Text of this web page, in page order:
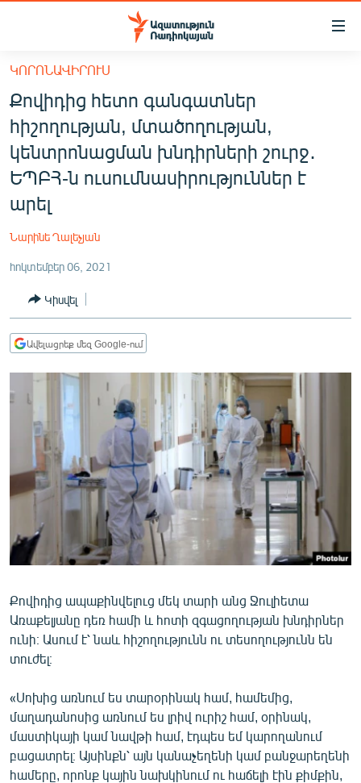
Մատչելիության
հիմնական
բովանդակությանը
Անցնել
հիմնական
մենյուին
Որոնում
ՀԱՅԱՍՏԱՆ
ՔԱՂԱՔԱԿԱՆ
ԸՆՏՐՈՒԹՅՈՒՆՆԵՐ 2026
ԻՐԱՎՈՒՆՔ
ՀԱՍԱՐԱԿՈՒԹՅՈՒՆ
ՊԱՏԵՐԱԶՄԻ 6 ՇԱԲԱԹՆԵՐԸ
ՏԱՐԱԾԱՇՐՋԱՆ
ՄԻՋԱԶԳԱՅԻՆ
ՄՇԱԿՈՒՅԹ
ՍՊՈՐՏ
ՄԵԿՆԱԲԱՆՈՒԹՅՈՒՆ
ՏՏ ԵՒ ԻՆՏԵՐՆԵՏ
ԿՈՐՈՆԱՎԻՐՈՒՍ
ԱՐԽԻՎ
ԲԱՆԱՎԵՃ
ՁԳՏԵԼՈՎ ԼԱՎԱԳՈՒՅՆԻՆ
ՓՈԴՔԱՍԹ
Հայերեն
English
Русский
ԿՈՐՈՆԱՎԻՐՈՒՍ
Քովիդից հետո գանգատներ
հիշողության, մտածողության,
կենտրոնացման խնդիրների շուրջ․
ԵՊԲՀ-ն ուսումնասիրություններ է
արել
Նարինե Ղալեչյան
հոկտեմբեր 06, 2021
Կիսվել
Ավելացրեք մեզ Google-ում
Քովիդից ապաքինվելուց մեկ տարի անց Ջուլիետա
Առաքելյանը դեռ համի և հոտի զգացողության խնդիրներ
ունի։ Ասում է՝ նաև հիշողությունն ու տեսողությունն են
տուժել։
«Սոխից առնում ես տարօրինակ համ, համեմից,
մաղադանոսից առնում ես լրիվ ուրիշ համ, օրինակ,
մաստիկայի կամ նավթի համ, էդպես եմ կարողանում
բացատրել։ Այսինքն՝ այն կանաչեղենի կամ բանջարեղենի
համերը, որոնք կային նախկինում ու հաճելի էին քիմքին,